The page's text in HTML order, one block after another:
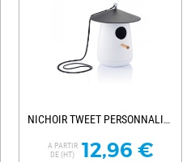
A PARTIR
DE (HT) 12,96 €